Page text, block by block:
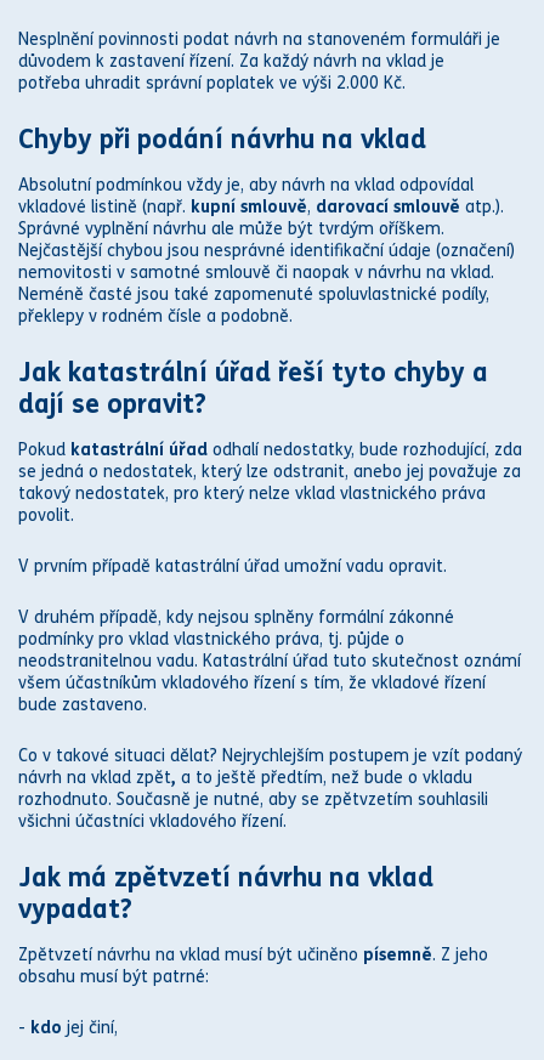
Nesplnění povinnosti podat návrh na stanoveném formuláři je
důvodem k zastavení řízení. Za každý návrh na vklad je
potřeba uhradit správní poplatek ve výši 2.000 Kč.
Chyby při podání návrhu na vklad
Absolutní podmínkou vždy je, aby návrh na vklad odpovídal
vkladové listině (např. kupní smlouvě, darovací smlouvě atp.).
Správné vyplnění návrhu ale může být tvrdým oříškem.
Nejčastější chybou jsou nesprávné identifikační údaje (označení)
nemovitosti v samotné smlouvě či naopak v návrhu na vklad.
Neméně časté jsou také zapomenuté spoluvlastnické podíly,
překlepy v rodném čísle a podobně.
Jak katastrální úřad řeší tyto chyby a
dají se opravit?
Pokud katastrální úřad odhalí nedostatky, bude rozhodující, zda
se jedná o nedostatek, který lze odstranit, anebo jej považuje za
takový nedostatek, pro který nelze vklad vlastnického práva
povolit.
V prvním případě katastrální úřad umožní vadu opravit.
V druhém případě, kdy nejsou splněny formálnízákonné
podmínky pro vklad vlastnického práva, tj. půjde o
neodstranitelnou vadu. Katastrální úřad tuto skutečnost oznámí
všem účastníkům vkladového řízení s tím, že vkladové řízení
bude zastaveno.
Co v takové situaci dělat? Nejrychlejším postupem je vzít podaný
návrh na vklad zpět, a to ještě předtím, než bude o vkladu
rozhodnuto. Současně je nutné, aby se zpětvzetím souhlasili
všichni účastníci vkladového řízení.
Jak má zpětvzetí návrhu na vklad
vypadat?
Zpětvzetínávrhu na vklad musí být učiněno písemně. Z jeho
obsahu musí být patrné:
- kdo jej činí,